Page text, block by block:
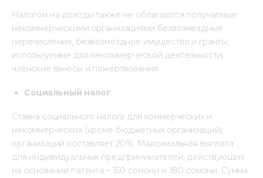
Налогом на доходы также не облагаются получаемые
некоммерческими организациями безвозмездные
перечисления, безвозмездное имущество и гранты,
используемые для некоммерческой деятельности,
членские взносы и пожертвования.
Социальный налог
Ставка социального налога для коммерческих и
некоммерческих (кроме бюджетных организаций)
организаций составляет 20%. Максимальная выплата
для индивидуальных предпринимателей, действующих
на основании патента – 150 сомони и 180 сомони. Сумма